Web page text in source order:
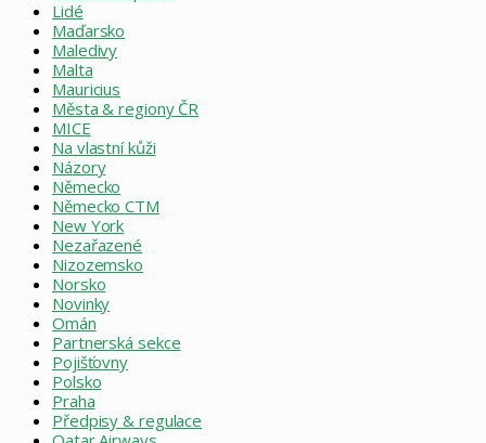
Lidé
Maďarsko
Maledivy
Malta
Mauricius
Města & regiony ČR
MICE
Na vlastní kůži
Názory
Německo
Německo CTM
New York
Nezařazené
Nizozemsko
Norsko
Novinky
Omán
Partnerská sekce
Pojišťovny
Polsko
Praha
Předpisy & regulace